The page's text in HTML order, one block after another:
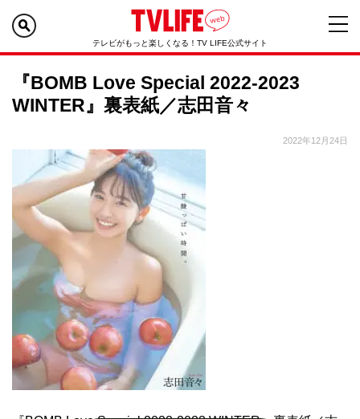
テレビがもっと楽しくなる！TV LIFE公式サイト
『BOMB Love Special 2022-2023
WINTER』裏表紙／志田音々
2022年12月24日